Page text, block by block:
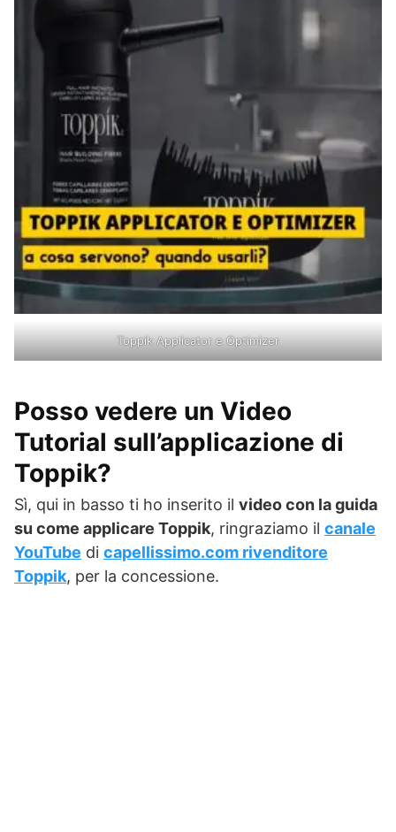
Toppik Applicator e Optimizer
Posso vedere un Video
Tutorial sull’applicazione di
Toppik?
Sì, qui in basso ti ho inserito il video con la guida
su come applicare Toppik, ringraziamo il canale
YouTube di capellissimo.com rivenditore
Toppik, per la concessione.